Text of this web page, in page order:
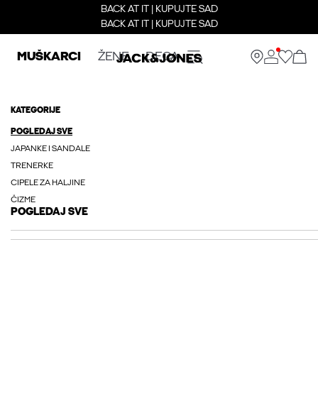
BACK AT IT | KUPUJTE SAD
BACK AT IT | KUPUJTE SAD
MUŠKARCI ŽENE DECA
KATEGORIJE
POGLEDAJ SVE
JAPANKE I SANDALE
TRENERKE
CIPELE ZA HALJINE
ČIZME
POGLEDAJ SVE